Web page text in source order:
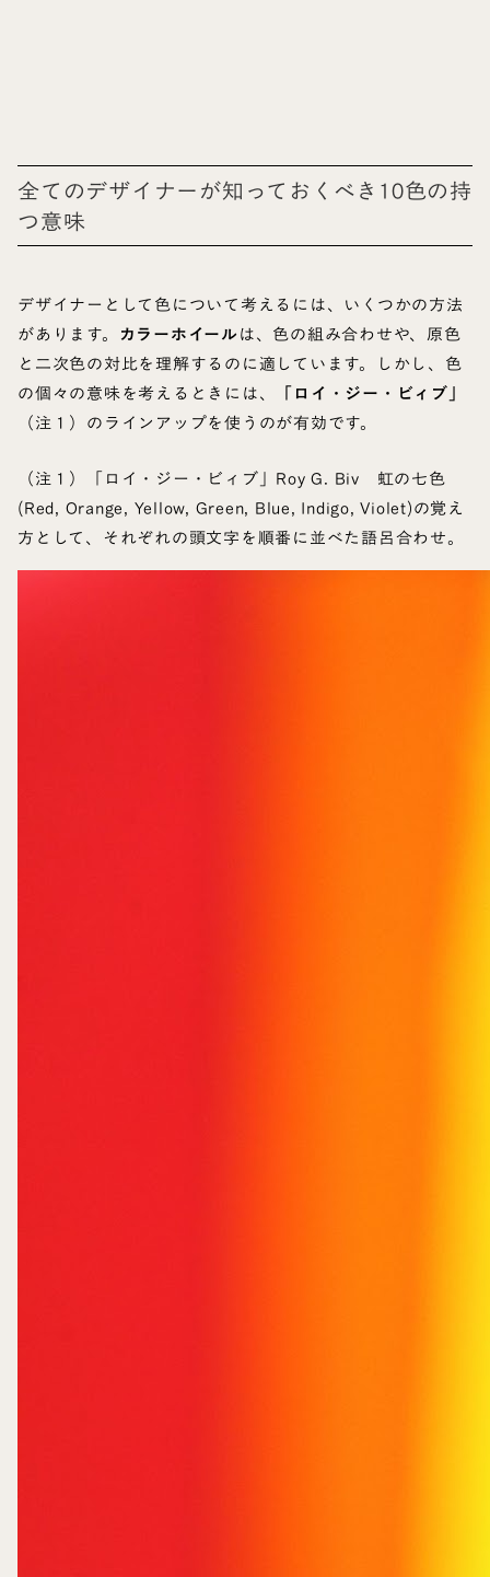
全てのデザイナーが知っておくべき10色の持
つ意味
デザイナーとして色について考えるには、いくつかの方法
があります。 カラーホイールは、色の組み合わせや、原色
と二次色の対比を理解するのに適しています。しかし、色
の個々の意味を考えるときには、
「ロイ・ジー・ビィブ」
（注１）のラインアップを使うのが有効です。
（注１）「ロイ・ジー・ビィブ」Roy G. Biv 虹の七色
(Red, Orange, Yellow, Green, Blue, Indigo, Violet)の覚え
方として、それぞれの頭文字を順番に並べた語呂合わせ。